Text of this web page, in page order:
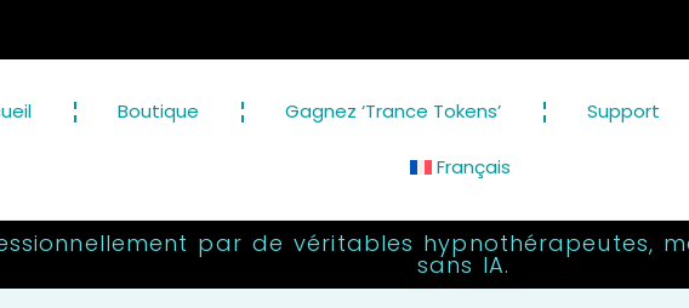
MP3
Boutique Gagnez ‘Trance Tokens’ Support
Français
par de véritables hypnothérapeutes,
sans IA.